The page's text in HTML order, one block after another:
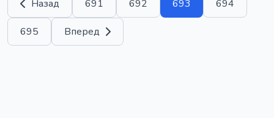
Назад 691 692 693 694
695 Вперед